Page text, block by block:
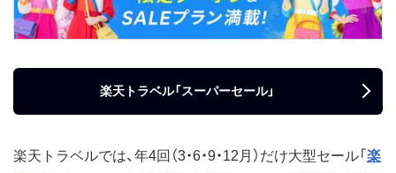
楽天トラベル「スーパーセール」
楽天トラベルでは、年4回（3・6・9・12月）だけ大型セール「 楽